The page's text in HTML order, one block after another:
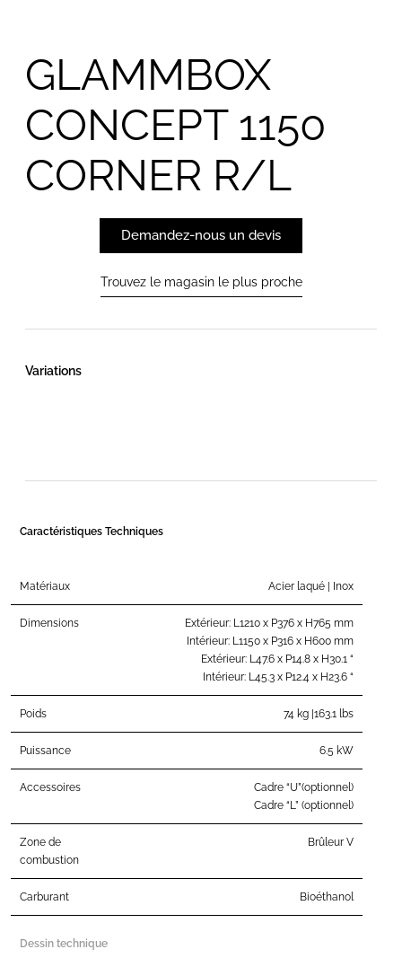
GLAMMBOX
CONCEPT 1150
CORNER R/L
Demandez-nous un devis
Trouvez le magasin le plus proche
Variations
Caractéristiques Techniques
Matériaux Acier laqué | Inox
Dimensions
Extérieur: L1210 x P376 x H765 mm
Intérieur: L1150 x P316 x H600 mm
Extérieur: L47.6 x P14.8 x H30.1 “
Intérieur: L45.3 x P12.4 x H23.6 “
Poids 74 kg |163.1 lbs
Puissance 6.5 kW
Accessoires
Cadre “U”(optionnel)
Cadre “L” (optionnel)
Zone de
combustion
Brûleur V
Carburant Bioéthanol
Dessin technique